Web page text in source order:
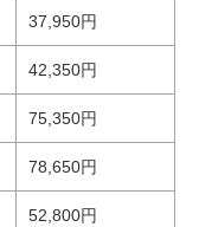
37,950円
42,350円
75,350円
78,650円
52,800円